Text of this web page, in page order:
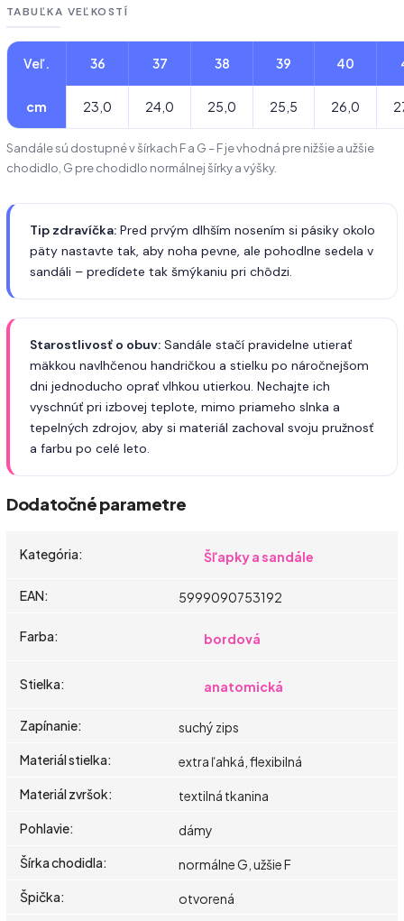
TABUĽKA VEĽKOSTÍ
Veľ. 36 37 38 39 40
cm 23,0 24,0 25,0 25,5 26,0
Sandále sú dostupné v šírkach F a G – F je vhodná pre nižšie a užšie
chodidlo, G pre chodidlo normálnej šírky a výšky.
Tip zdravíčka: Pred prvým dlhším nosením si pásiky okolo
päty nastavte tak, aby noha pevne, ale pohodlne sedela v
sandáli – predídete tak šmýkaniu pri chôdzi.
Starostlivosť o obuv: Sandále stačí pravidelne utierať
mäkkou navlhčenou handričkou a stielku po náročnejšom
dni jednoducho oprať vlhkou utierkou. Nechajte ich
vyschnúť pri izbovej teplote, mimo priameho slnka a
tepelných zdrojov, aby si materiál zachoval svoju pružnosť
a farbu po celé leto.
Dodatočné parametre
Kategória: Šľapky a sandále
EAN: 5999090753192
Farba: bordová
Stielka: anatomická
Zapínanie:
suchý zips
Materiál stielka:
extra ľahká, flexibilná
Materiál zvršok:
textilná tkanina
Pohlavie:
dámy
Šírka chodidla:
normálne G, užšie F
Špička:
otvorená